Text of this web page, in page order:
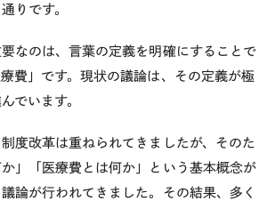
りです。
なのは、言葉の定義を明確にすることで
費」です。現状の議論は、その定義が極
でいます。
度改革は重ねられてきましたが、そのた
」「医療費とは何か」という基本概念が
論が行われてきました。その結果、多く